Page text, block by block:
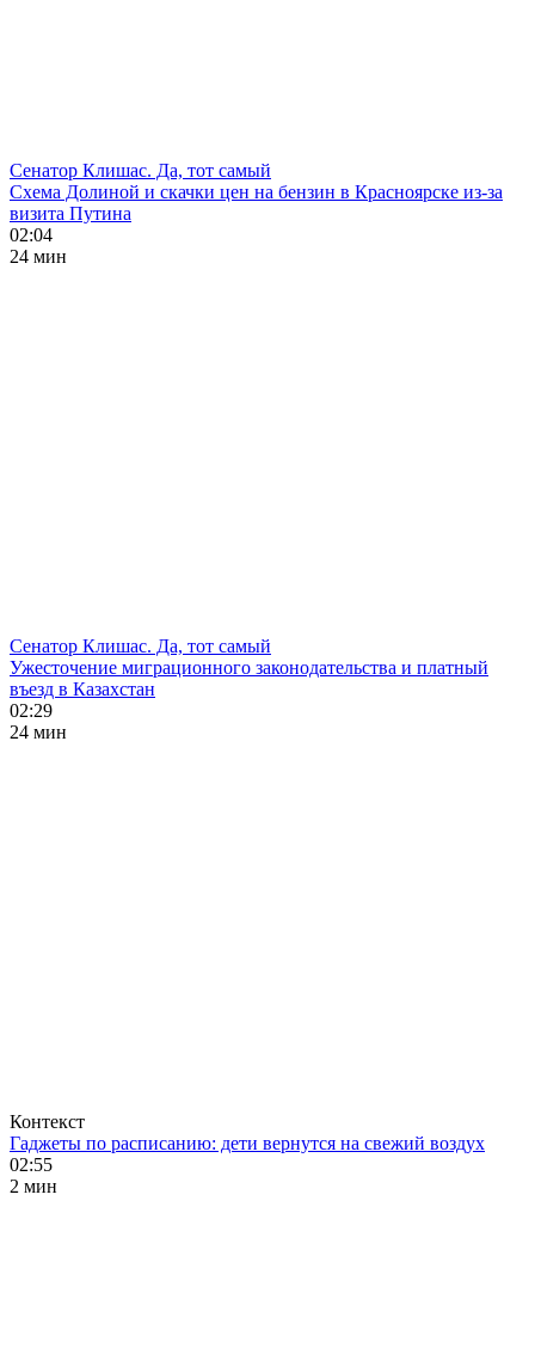
Сенатор Клишас. Да, тот самый
Схема Долиной и скачки цен на бензин в Красноярске из-за
визита Путина
02:04
24 мин
Сенатор Клишас. Да, тот самый
Ужесточение миграционного законодательства и платный
въезд в Казахстан
02:29
24 мин
Контекст
Гаджеты по расписанию: дети вернутся на свежий воздух
02:55
2 мин